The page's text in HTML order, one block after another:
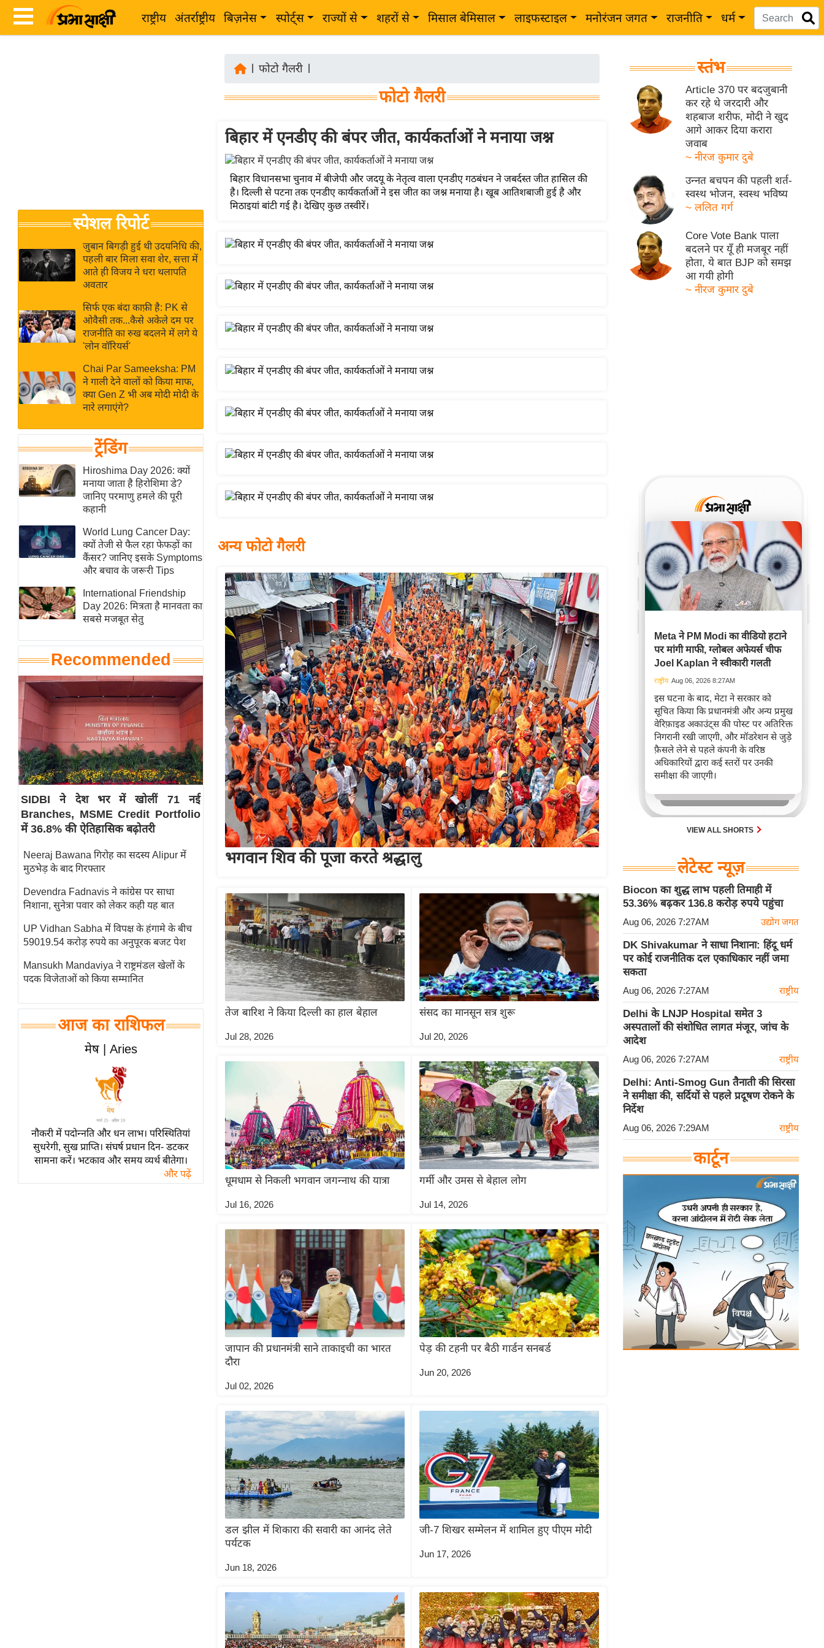
राष्ट्रीय अंतर्राष्ट्रीय बिज़नेस स्पोर्ट्स राज्यों से शहरों से मिसाल बेमिसाल लाइफस्टाइल मनोरंजन जगत राजनीति धर्म
Breaking
News in
Hindi
Hindi
Hindi
जगत
राय
बजट
क्रिकेट
IPL
ई-पेपर
मिसाल बेमिसाल
यंग इंडिया
साहित्य जगत
ऑटो वर्ल्ड
न्यूज ब्रीफ
बॉलीवुड
हॉलीवुड
फिल्म समीक्षा
Breaking
News
टेक्नॉलॉजी
ब्यूटी/फैशन
घरेलू नुस्खे
पर्यटन स्थल
फिटनेस मंत्रा
रिलेशनशिप
राजनीति
विश्लेषण
समसामयिक
मातृभूमि
एम.
आर.
आई.
चाय पर
समीक्षा
धर्म
ज्योतिष
प्रभु
व्रत
स्पेशल रिपोर्ट
जुबान बिगड़ी हुई थी उदयनिधि की,
पहली बार मिला सवा शेर, सत्ता में
आते ही विजय ने धरा थलापति
अवतार
सिर्फ एक बंदा काफ़ी है: PK से
ओवैसी तक...कैसे अकेले दम पर
राजनीति का रुख बदलने में लगे ये
'लोन वॉरियर्स'
Chai Par Sameeksha: PM
ने गाली देने वालों को किया माफ,
क्या Gen Z भी अब मोदी मोदी के
नारे लगाएंगे?
ट्रेंडिंग
Hiroshima Day 2026: क्यों
मनाया जाता है हिरोशिमा डे?
जानिए परमाणु हमले की पूरी
कहानी
World Lung Cancer Day:
क्यों तेजी से फैल रहा फेफड़ों का
कैंसर? जानिए इसके Symptoms
और बचाव के जरूरी Tips
International Friendship
Day 2026: मित्रता है मानवता का
सबसे मजबूत सेतु
Recommended
SIDBI ने देश भर में खोलीं 71 नई
Branches, MSME Credit Portfolio
में 36.8% की ऐतिहासिक बढ़ोतरी
Neeraj Bawana गिरोह का सदस्य Alipur में
मुठभेड़ के बाद गिरफ्तार
Devendra Fadnavis ने कांग्रेस पर साधा
निशाना, सुनेत्रा पवार को लेकर कही यह बात
UP Vidhan Sabha में विपक्ष के हंगामे के बीच
59019.54 करोड़ रुपये का अनुपूरक बजट पेश
Mansukh Mandaviya ने राष्ट्रमंडल खेलों के
पदक विजेताओं को किया सम्मानित
आज का राशिफल
मेष | Aries
नौकरी में पदोन्नति और धन लाभ। परिस्थितियां
सुधरेगी, सुख प्राप्ति। संघर्ष प्रधान दिन- डटकर
सामना करें। भटकाव और समय व्यर्थ बीतेगा।
और पढ़ें
फोटो गैलरी
फोटो गैलरी
बिहार में एनडीए की बंपर जीत, कार्यकर्ताओं ने मनाया जश्न
बिहार विधानसभा चुनाव में बीजेपी और जदयू के नेतृत्व वाला एनडीए गठबंधन ने जबर्दस्त जीत हासिल की
है। दिल्ली से पटना तक एनडीए कार्यकर्ताओं ने इस जीत का जश्न मनाया है। खूब आतिशबाजी हुई है और
मिठाइयां बांटी गई है। देखिए कुछ तस्वीरें।
अन्य फोटो गैलरी
भगवान शिव की पूजा करते श्रद्धालु
तेज बारिश ने किया दिल्ली का हाल बेहाल
Jul 28, 2026
संसद का मानसून सत्र शुरू
Jul 20, 2026
धूमधाम से निकली भगवान जगन्नाथ की यात्रा
Jul 16, 2026
गर्मी और उमस से बेहाल लोग
Jul 14, 2026
जापान की प्रधानमंत्री साने ताकाइची का भारत
दौरा
Jul 02, 2026
पेड़ की टहनी पर बैठी गार्डन सनबर्ड
Jun 20, 2026
डल झील में शिकारा की सवारी का आनंद लेते
पर्यटक
Jun 18, 2026
जी-7 शिखर सम्मेलन में शामिल हुए पीएम मोदी
Jun 17, 2026
स्तंभ
Article 370 पर बदजुबानी
कर रहे थे जरदारी और
शहबाज शरीफ, मोदी ने खुद
आगे आकर दिया करारा
जवाब
~ नीरज कुमार दुबे
उन्नत बचपन की पहली शर्त-
स्वस्थ भोजन, स्वस्थ भविष्य
~ ललित गर्ग
Core Vote Bank पाला
बदलने पर यूँ ही मजबूर नहीं
होता, ये बात BJP को समझ
आ गयी होगी
~ नीरज कुमार दुबे
Meta ने PM Modi का वीडियो हटाने
पर मांगी माफी, ग्लोबल अफेयर्स चीफ
Joel Kaplan ने स्वीकारी गलती
राष्ट्रीय Aug 06, 2026 8:27AM
इस घटना के बाद, मेटा ने सरकार को
सूचित किया कि प्रधानमंत्री और अन्य प्रमुख
वेरिफ़ाइड अकाउंट्स की पोस्ट पर अतिरिक्त
निगरानी रखी जाएगी, और मॉडरेशन से जुड़े
फ़ैसले लेने से पहले कंपनी के वरिष्ठ
अधिकारियों द्वारा कई स्तरों पर उनकी
समीक्षा की जाएगी।
VIEW ALL SHORTS
लेटेस्ट न्यूज़
Biocon का शुद्ध लाभ पहली तिमाही में
53.36% बढ़कर 136.8 करोड़ रुपये पहुंचा
Aug 06, 2026 7:27AM उद्योग जगत
DK Shivakumar ने साधा निशाना: हिंदू धर्म
पर कोई राजनीतिक दल एकाधिकार नहीं जमा
सकता
Aug 06, 2026 7:27AM राष्ट्रीय
Delhi के LNJP Hospital समेत 3
अस्पतालों की संशोधित लागत मंजूर, जांच के
आदेश
Aug 06, 2026 7:27AM राष्ट्रीय
Delhi: Anti-Smog Gun तैनाती की सिरसा
ने समीक्षा की, सर्दियों से पहले प्रदूषण रोकने के
निर्देश
Aug 06, 2026 7:29AM राष्ट्रीय
कार्टून